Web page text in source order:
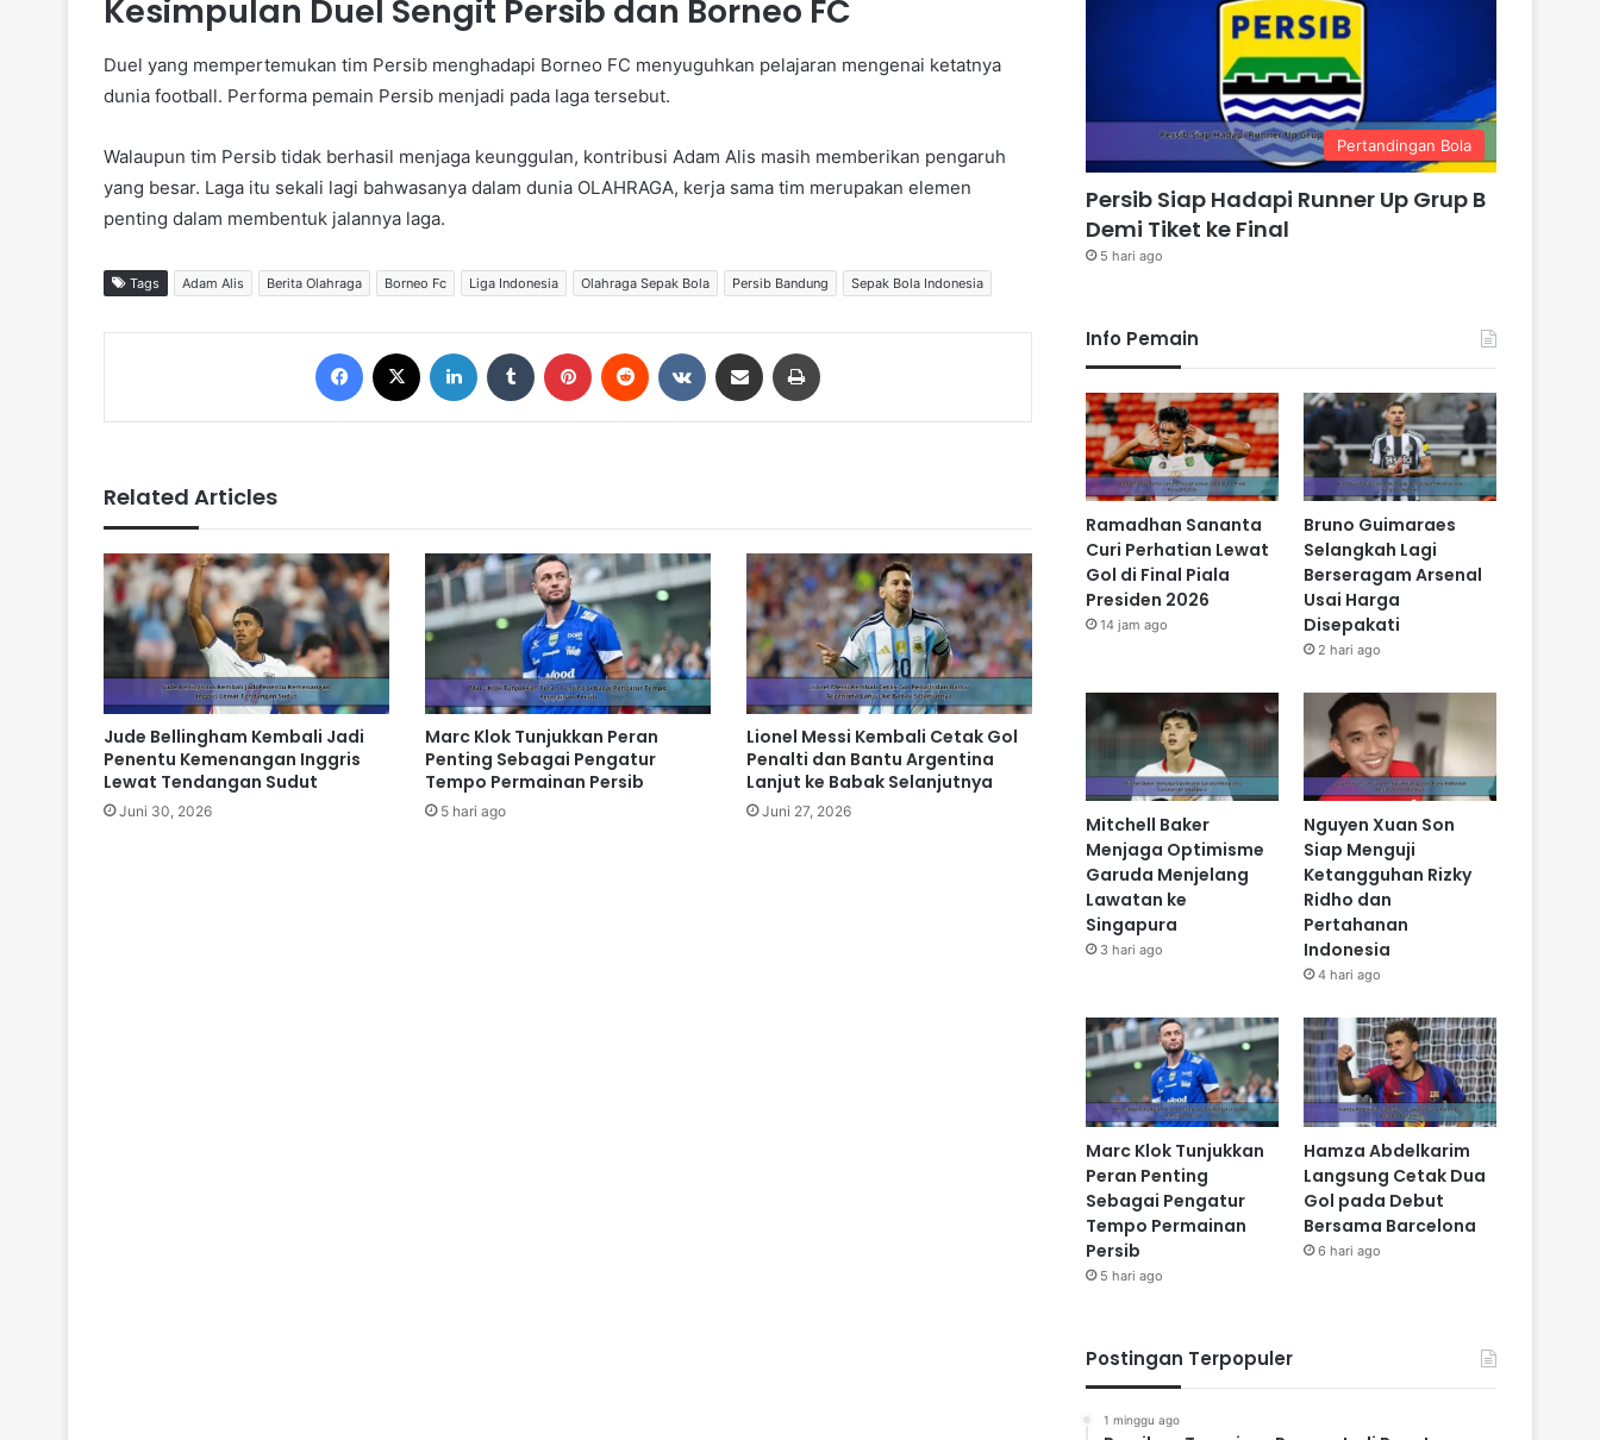
Kesimpulan Duel Sengit Persib dan Borneo FC
Duel yang mempertemukan tim Persib menghadapi Borneo FC menyuguhkan pelajaran mengenai ketatnya
dunia football. Performa pemain Persib menjadi pada laga tersebut.
Walaupun tim Persib tidak berhasil menjaga keunggulan, kontribusi Adam Alis masih memberikan pengaruh
yang besar. Laga itu sekali lagi bahwasanya dalam dunia OLAHRAGA, kerja sama tim merupakan elemen
penting dalam membentuk jalannya laga.
Tags Adam Alis Berita Olahraga Borneo Fc Liga Indonesia Olahraga Sepak Bola Persib Bandung Sepak Bola Indonesia
Related Articles
Jude Bellingham Kembali Jadi
Penentu Kemenangan Inggris
Lewat Tendangan Sudut
Juni 30, 2026
Marc Klok Tunjukkan Peran
Penting Sebagai Pengatur
Tempo Permainan Persib
5 hari ago
Lionel Messi Kembali Cetak Gol
Penalti dan Bantu Argentina
Lanjut ke Babak Selanjutnya
Juni 27, 2026
Pertandingan Bola
Persib Siap Hadapi Runner Up Grup B
Demi Tiket ke Final
5 hari ago
Info Pemain
Ramadhan Sananta
Curi Perhatian Lewat
Gol di Final Piala
Presiden 2026
14 jam ago
Bruno Guimaraes
Selangkah Lagi
Berseragam Arsenal
Usai Harga
Disepakati
2 hari ago
Mitchell Baker
Menjaga Optimisme
Garuda Menjelang
Lawatan ke
Singapura
3 hari ago
Nguyen Xuan Son
Siap Menguji
Ketangguhan Rizky
Ridho dan
Pertahanan
Indonesia
4 hari ago
Marc Klok Tunjukkan
Peran Penting
Sebagai Pengatur
Tempo Permainan
Persib
5 hari ago
Hamza Abdelkarim
Langsung Cetak Dua
Gol pada Debut
Bersama Barcelona
6 hari ago
Postingan Terpopuler
1 minggu ago